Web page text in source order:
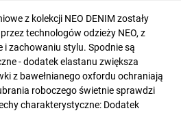
z kolekcji NEO DENIM zostały
technologów odzieży NEO, z
i zachowaniu stylu. Spodnie są
- dodatek elastanu zwiększa
z bawełnianego oxfordu ochraniają
roboczego świetnie sprawdzi
charakterystyczne: Dodatek